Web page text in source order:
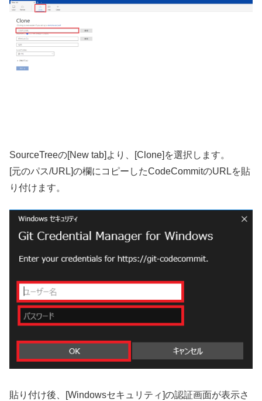
SourceTreeの[New tab]より、[Clone]を選択します。
[元のパス/URL]の欄にコピーしたCodeCommitのURLを貼
り付けます。
貼り付け後、[Windowsセキュリティ]の認証画面が表示さ